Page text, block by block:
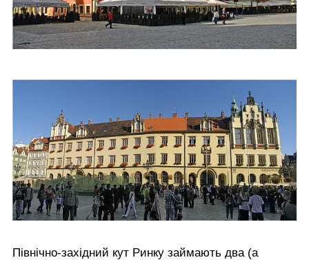
Північно-західний кут Ринку займають два (а